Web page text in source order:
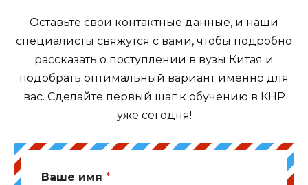
Оставьте свои контактные данные, и наши
специалисты свяжутся с вами, чтобы подробно
рассказать о поступлении в вузы Китая и
подобрать оптимальный вариант именно для
вас. Сделайте первый шаг к обучению в КНР
уже сегодня!
Ваше имя *